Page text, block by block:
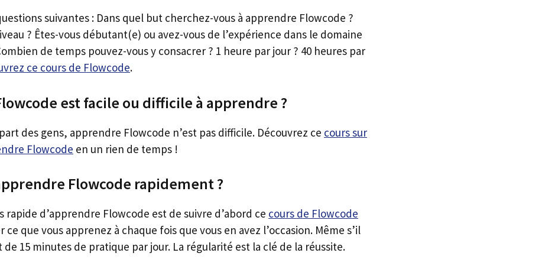
suivantes : Dans quel but cherchez-vous à apprendre Flowcode ?
? Êtes-vous débutant(e) ou avez-vous de l’expérience dans le domaine
de temps pouvez-vous y consacrer ? 1 heure par jour ? 40 heures par
ce cours de Flowcode.
est facile ou difficile à apprendre ?
des gens, apprendre Flowcode n’est pas difficile. Découvrez ce cours sur
Flowcode en un rien de temps !
Flowcode rapidement ?
rapide d’apprendre Flowcode est de suivre d’abord ce cours de Flowcode
ce que vous apprenez à chaque fois que vous en avez l’occasion. Même s’il
de 15 minutes de pratique par jour. La régularité est la clé de la réussite.